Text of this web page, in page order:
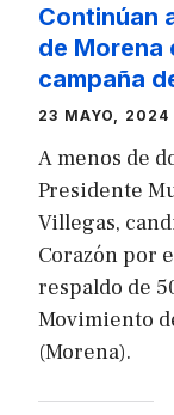
Continúan
de Morena
campaña
23 MAYO, 2024
A menos de
Presidente
Villegas,
Corazón por
respaldo de
Movimiento
(Morena).